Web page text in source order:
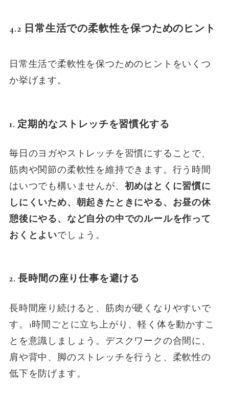
4.2 日常生活での柔軟性を保つためのヒント
日常生活で柔軟性を保つためのヒントをいくつ
か挙げます。
1. 定期的なストレッチを習慣化する
毎日のヨガやストレッチを習慣にすることで、
筋肉や関節の柔軟性を維持できます。行う時間
はいつでも構いませんが、 初めはとくに習慣に
しにくいため、朝起きたときにやる、お昼の休
憩後にやる、など自分の中でのルールを作って
おくとよいでしょう。
2. 長時間の座り仕事を避ける
長時間座り続けると、筋肉が硬くなりやすいで
す。1時間ごとに立ち上がり、軽く体を動かすこ
とを意識しましょう。デスクワークの合間に、
肩や背中、脚のストレッチを行うと、柔軟性の
低下を防げます。